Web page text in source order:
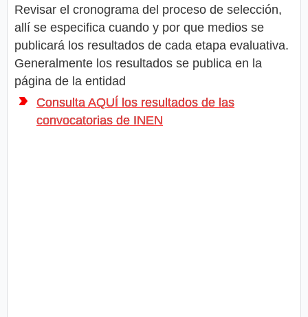
Revisar el cronograma del proceso de selección,
allí se especifica cuando y por que medios se
publicará los resultados de cada etapa evaluativa.
Generalmente los resultados se publica en la
página de la entidad
Consulta AQUÍ los resultados de las
convocatorias de INEN